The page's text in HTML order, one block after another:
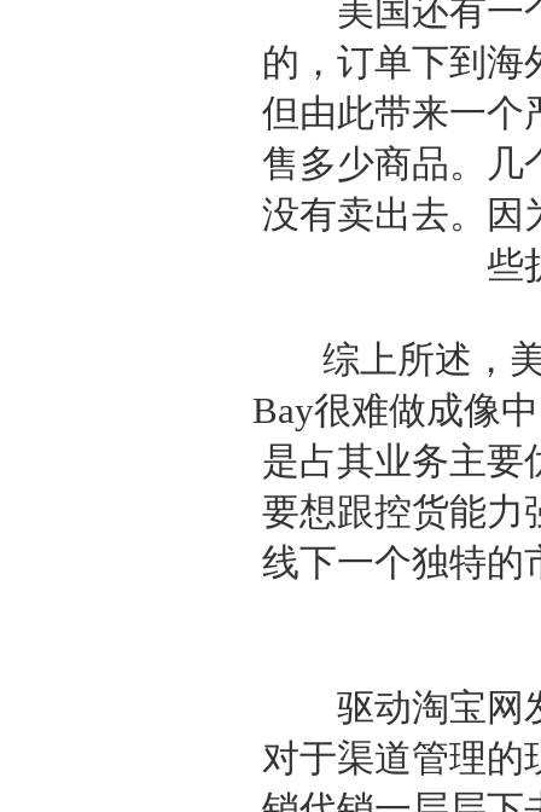
美国还有一个
的，订单下到海
但由此带来一个
售多少商品。几
没有卖出去。因
些
综上所述，美
Bay很难做成像
是占其业务主要
要想跟控货能力
线下一个独特的
驱动淘宝网发
对于渠道管理的